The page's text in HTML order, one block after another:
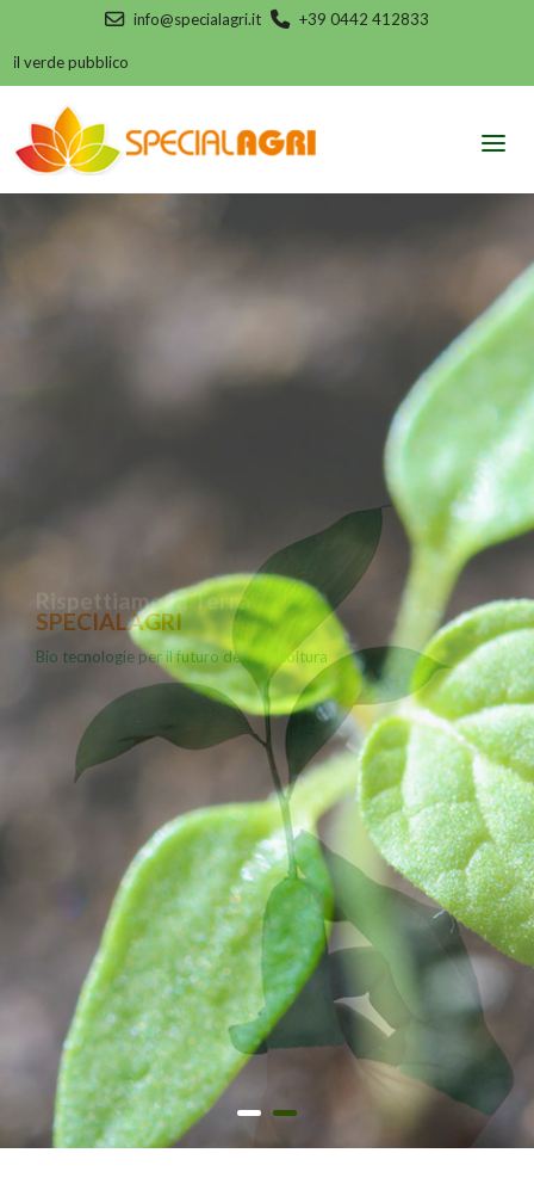
info@specialagri.it +39 0442 412833
pubblico
Rispettiamo la Terra
Il futuro è proprio nelle nostre mani
Contattaci